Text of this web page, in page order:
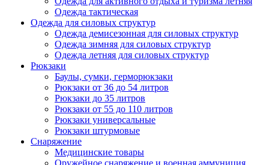
Одежда тактическая
Одежда для силовых структур
Одежда демисезонная для силовых структур
Одежда зимняя для силовых структур
Одежда летняя для силовых структур
Рюкзаки
Баулы, сумки, герморюкзаки
Рюкзаки от 36 до 54 литров
Рюкзаки до 35 литров
Рюкзаки от 55 до 110 литров
Рюкзаки универсальные
Рюкзаки штурмовые
Снаряжение
Медицинские товары
Оружейное снаряжение и военная аммуниция